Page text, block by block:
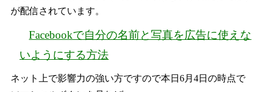
が配信されています。
Facebookで自分の名前と写真を広告に使えな
いようにする方法
ネット上で影響力の強い方ですので本日6月4日の時点で